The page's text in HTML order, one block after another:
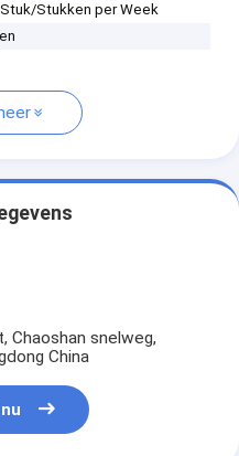
Stuk/Stukken per Week
Chaoshan snelweg,
China